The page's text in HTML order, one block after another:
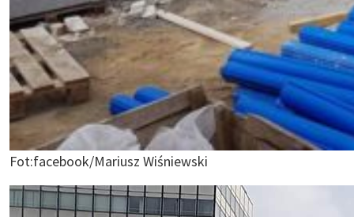
Fot:facebook/Mariusz Wiśniewski